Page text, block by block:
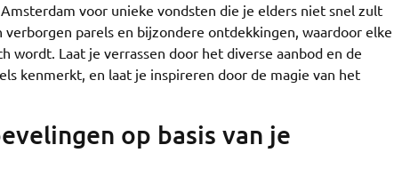
voor unieke vondsten die je elders niet snel zult
parels en bijzondere ontdekkingen, waardoor elke
Laat je verrassen door het diverse aanbod en de
kenmerkt, en laat je inspireren door de magie van het
op basis van je